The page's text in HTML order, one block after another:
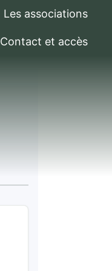
Les associations
Contact et accès